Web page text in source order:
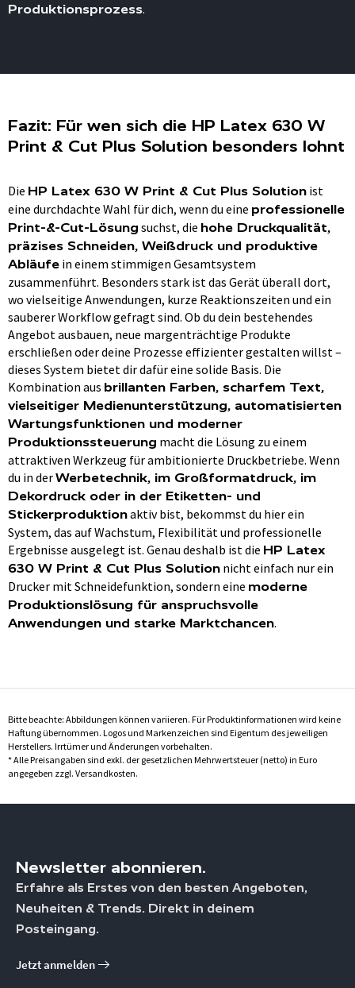
Produktionsprozess.
Fazit: Für wen sich die HP Latex 630 W
Print & Cut Plus Solution besonders lohnt
Die HP Latex 630 W Print & Cut Plus Solution ist
eine durchdachte Wahl für dich, wenn du eine professionelle
Print-&-Cut-Lösung suchst, die hohe Druckqualität,
präzises Schneiden, Weißdruck und produktive
Abläufe in einem stimmigen Gesamtsystem
zusammenführt. Besonders stark ist das Gerät überall dort,
wo vielseitige Anwendungen, kurze Reaktionszeiten und ein
sauberer Workflow gefragt sind. Ob du dein bestehendes
Angebot ausbauen, neue margenträchtige Produkte
erschließen oder deine Prozesse effizienter gestalten willst –
dieses System bietet dir dafür eine solide Basis. Die
Kombination aus brillanten Farben, scharfem Text,
vielseitiger Medienunterstützung, automatisierten
Wartungsfunktionen und moderner
Produktionssteuerung macht die Lösung zu einem
attraktiven Werkzeug für ambitionierte Druckbetriebe. Wenn
du in derWerbetechnik, im Großformatdruck, im
Dekordruck oder in der Etiketten- und
Stickerproduktionaktiv bist, bekommst du hier ein
System, das auf Wachstum, Flexibilität und professionelle
Ergebnisse ausgelegt ist. Genau deshalb ist die HP Latex
630 W Print & Cut Plus Solution nicht einfach nur ein
Drucker mit Schneidefunktion, sondern eine moderne
Produktionslösung für anspruchsvolle
Anwendungen und starke Marktchancen.
Bitte beachte: Abbildungen können variieren. Für Produktinformationen wird keine
Haftung übernommen. Logos und Markenzeichen sind Eigentum des jeweiligen
Herstellers. Irrtümer und Änderungen vorbehalten.
* Alle Preisangaben sind exkl. der gesetzlichen Mehrwertsteuer (netto) in Euro
angegeben zzgl. Versandkosten.
Newsletter abonnieren.
Erfahre als Erstes von den besten Angeboten,
Neuheiten & Trends. Direkt in deinem
Posteingang.
Jetzt anmelden